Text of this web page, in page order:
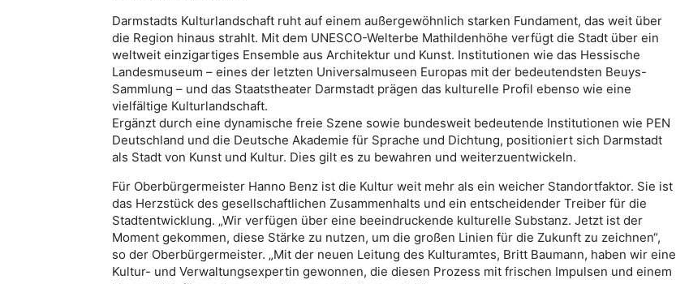
Darmstadts Kulturlandschaft ruht auf einem außergewöhnlich starken Fundament, das weit über
die Region hinaus strahlt. Mit dem UNESCO-Welterbe Mathildenhöhe verfügt die Stadt über ein
weltweit einzigartiges Ensemble aus Architektur und Kunst. Institutionen wie das Hessische
Landesmuseum – eines der letzten Universalmuseen Europas mit der bedeutendsten Beuys-
Sammlung – und das Staatstheater Darmstadt prägen das kulturelle Profil ebenso wie eine
vielfältige Kulturlandschaft.
Ergänzt durch eine dynamische freie Szene sowie bundesweit bedeutende Institutionen wie PEN
Deutschland und die Deutsche Akademie für Sprache und Dichtung, positioniert sich Darmstadt
als Stadt von Kunst und Kultur. Dies gilt es zu bewahren und weiterzuentwickeln.
Für Oberbürgermeister Hanno Benz ist die Kultur weit mehr als ein weicher Standortfaktor. Sie ist
das Herzstück des gesellschaftlichen Zusammenhalts und ein entscheidender Treiber für die
Stadtentwicklung. „Wir verfügen über eine beeindruckende kulturelle Substanz. Jetzt ist der
Moment gekommen, diese Stärke zu nutzen, um die großen Linien für die Zukunft zu zeichnen“,
so der Oberbürgermeister. „Mit der neuen Leitung des Kulturamtes, Britt Baumann, haben wir eine
Kultur- und Verwaltungsexpertin gewonnen, die diesen Prozess mit frischen Impulsen und einem